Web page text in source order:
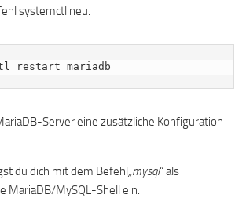
systemctl neu.
restart mariadb
Server eine zusätzliche Konfiguration
du dich mit dem Befehl„mysql“ als
MariaDB/MySQL-Shell ein.